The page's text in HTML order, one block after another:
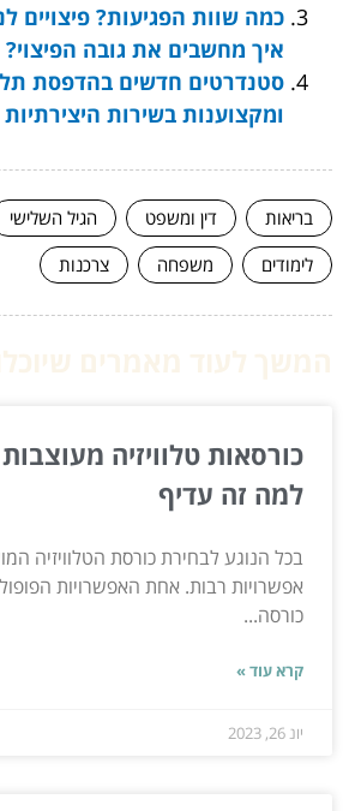
כמה שוות הפגיעות? פיצויים
איך מחשבים את גובה הפיצוי?
סטנדרטים חדשים בהדפסת
ומקצוענות בשירות היצירתיות
בריאות דין ומשפט הגיל השלישי
לימודים
משפחה צרכנות
כורסאות טלוויזיה
למה זה עדיף
בכל הנוגע לבחירת כורסת הטלוויזיה
אפשרויות רבות. אחת האפשרויות
כורסה...
קרא עוד »
יונ 26, 2023